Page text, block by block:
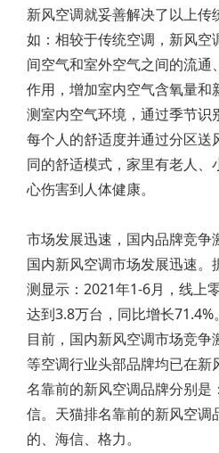
新风空调就妥善解决了以上传
如：相较于传统空调，新风空
间空气和室外空气之间的流通
作用，增加室内空气含氧量和
测室内空气环境，通过季节识
每个人的舒适度并通过分区送
同的舒适模式，家里有老人、
心伤害到人体健康。
市场发展迅速，国内品牌竞争
国内新风空调市场发展迅速。
测显示：2021年1-6月，线上
达到3.8万台，同比增长71.4%。
目前，国内新风空调市场竞
等空调行业头部品牌均已在新
名靠前的新风空调品牌分别是
信。天猫排名靠前的新风空调
的、海信、格力。